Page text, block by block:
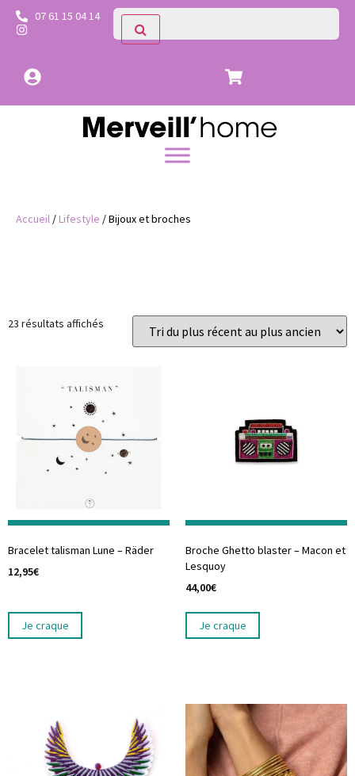
07 61 15 04 14
Accueil /Lifestyle / Bijoux et broches
23 résultats affichés
Bracelet talisman Lune – Räder
12,95€
Je craque
Broche Ghetto blaster – Macon et
Lesquoy
44,00€
Je craque